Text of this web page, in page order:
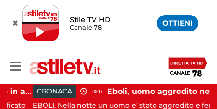
Stile TV HD
Canale 78 OTTIENI
Pontecagnano, incidente in autostrada: 5 giovani feriti CRONACA 08:13
EBOLI. Nella notte un uomo e’ stato aggredito e ferito